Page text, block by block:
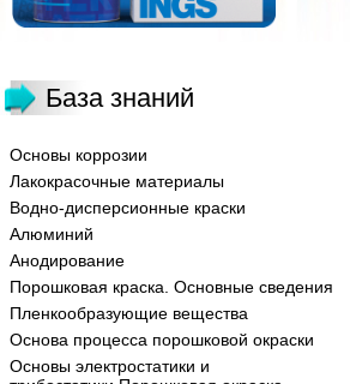
База знаний
Основы коррозии
Лакокрасочные материалы
Водно-дисперсионные краски
Алюминий
Анодирование
Порошковая краска. Основные сведения
Пленкообразующие вещества
Основа процесса порошковой окраски
Основы электростатики и